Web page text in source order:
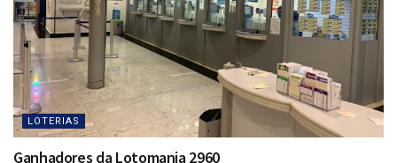
LOTERIAS
Ganhadores da Lotomania 2960